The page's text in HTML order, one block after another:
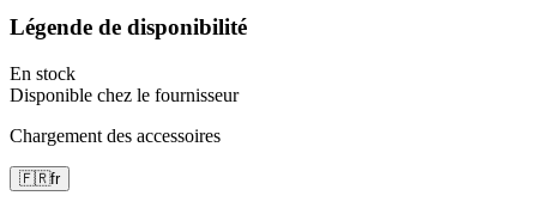
Légende de disponibilité
En stock
Disponible chez le fournisseur
Chargement des accessoires
🇫🇷fr